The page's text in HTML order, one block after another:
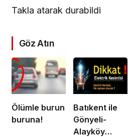
Takla atarak durabildi
Göz Atın
Ölümle burun
buruna!
Batıkent ile
Gönyeli-
Alayköy